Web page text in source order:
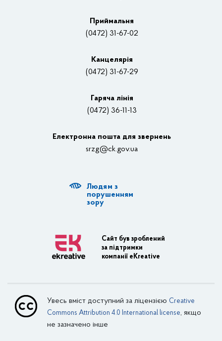
Нагороди
Контакти
Відеотрансляції
Структурні підрозділи ОДА
Діяльність ОДА
Транспортна інфраструктура
Внутрішній водний транспорт
Авіаційний транспорт
Приймальня
(0472) 31-67-02
Канцелярiя
(0472) 31-67-29
Гаряча лінія
(0472) 36-11-13
Електронна пошта для звернень
srzg@ck.gov.ua
Людям з
порушенням
зору
Сайт був зроблений
за підтримки
компанії eKreative
Увесь вміст доступний за ліцензією Creative
Commons Attribution 4.0 International license, якщо
не зазначено інше